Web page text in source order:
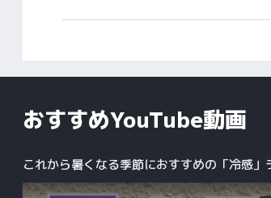
おすすめYouTube動画
これから暑くなる季節におすすめの「冷感」